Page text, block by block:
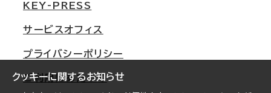
クッキーに関するお知らせ
大阪
名古屋
札幌
仙台
KEY-PRESS
サービスオフィス
プライバシーポリシー
ご利用にあたって